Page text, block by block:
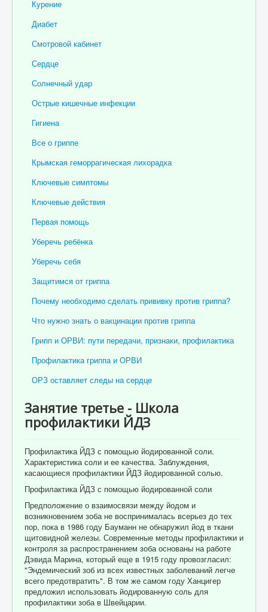
Связаться с нами
Отзывы пациентов
Курение
Диабет
Смотровой кабинет
Сердце
Солнечный удар
Острые кишечные инфекции
Гигиена
Все о гриппе
Крымская геморрагическая лихорадка
Ключевые симптомы
Ключевые действия
Первая помощь
Уберечь ребёнка
Уберечь себя
Защитимся от гриппа
Почему необходимо сделать прививку против гриппа?
Что нужно знать о вакцинации против гриппа
Грипп и ОРВИ: пути передачи, признаки, профилактика
Профилактика гриппа и ОРВИ
ОРЗ оставляет следы на сердце
Занятие третье - Школа
профилактики ЙДЗ
Профилактика ЙДЗ с помощью йодированной соли.
Характеристика соли и ее качества. Заблуждения,
касающиеся профилактики ЙДЗ йодированной солью.
Профилактика ЙДЗ с помощью йодированной соли
Предположение о взаимосвязи между йодом и
возникновением зоба не воспринималась всерьез до тех
пор, пока в 1986 году Бауманн не обнаружил йод в ткани
щитовидной железы. Современные методы профилактики и
контроля за распространением зоба основаны на работе
Дэвида Марина, который еще в 1915 году провозгласил:
"Эндемический зоб из всех известных заболеваний легче
всего предотвратить". В том же самом году Ханцигер
предложил использовать йодированную соль для
профилактики зоба в Швейцарии.